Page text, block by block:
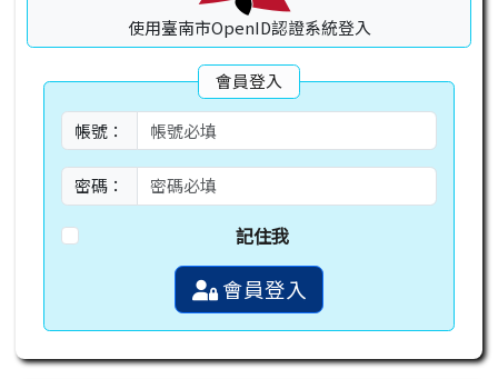
使用臺南市OpenID認證系統登入
會員登入
帳號：
密碼：
記住我
會員登入